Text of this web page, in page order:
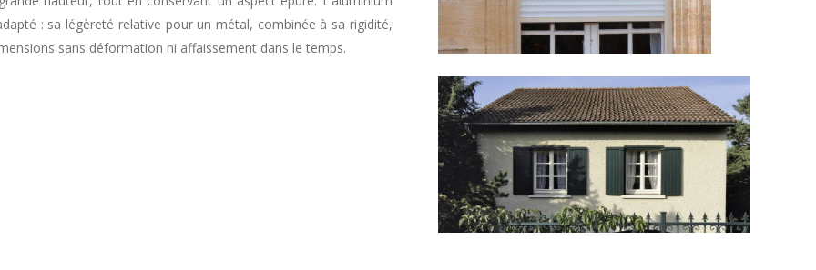
: sa légèreté relative pour un métal, combinée à sa rigidité,
sans déformation ni affaissement dans le temps.